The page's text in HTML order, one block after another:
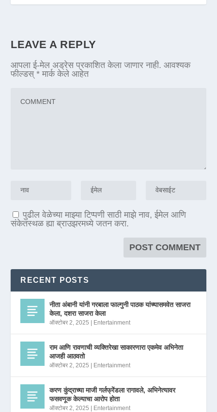
LEAVE A REPLY
आपला ई-मेल अड्रेस प्रकाशित केला जाणार नाही. आवश्यक
फील्डस्* मार्क केले आहेत
पुढील वेळेच्या माझ्या टिप्पणी साठी माझे नाव, ईमेल आणि
संकेतस्थळ ह्या ब्राउझरमध्ये जतन करा.
RECENT POSTS
नीता अंबानी यांनी गरबाला फाल्गुनी पाठक यांच्यासमवेत साजरा
केला, दशरा साजरा केला
ऑक्टोबर 2, 2025 | Entertainment
राम आणि रावणाची व्यक्तिरेखा साकारणारा एकमेव अभिनेता
आजही आठवतो
ऑक्टोबर 2, 2025 | Entertainment
करण कुंद्राच्या माजी गर्लफ्रेंडला रागावले, अभिनेत्यावर
फसवणूक केल्याचा आरोप होता
ऑक्टोबर 2, 2025 | Entertainment